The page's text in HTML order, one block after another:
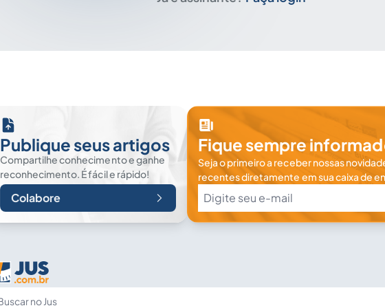
Publique seus artigos
Compartilhe conhecimento e ganhe
reconhecimento. É fácil e rápido!
Colabore
Fique sempre
Seja o primeiro a receber nossas
recentes diretamente em sua caixa de